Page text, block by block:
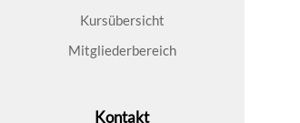
Kursübersicht
Mitgliederbereich
Kontakt